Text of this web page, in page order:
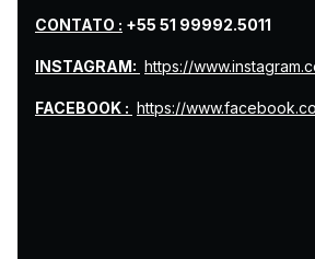
CONTATO : +55 51 99992.5011
INSTAGRAM: https://
FACEBOOK : https://